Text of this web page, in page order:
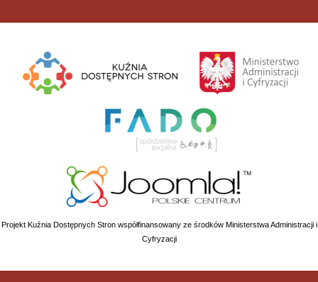
Projekt Kuźnia Dostępnych Stron współfinansowany ze środków Ministerstwa Administracji i
Cyfryzacji